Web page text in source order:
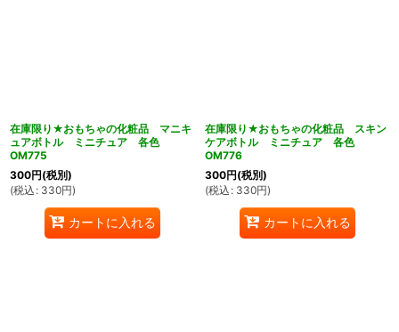
在庫限り★おもちゃの化粧品 マニキ
ュアボトル ミニチュア 各色
OM775
300円(税別)
(税込 : 330円)
カートに入れる
在庫限り★おもちゃの化粧品 スキン
ケアボトル ミニチュア 各色
OM776
300円(税別)
(税込 : 330円)
カートに入れる